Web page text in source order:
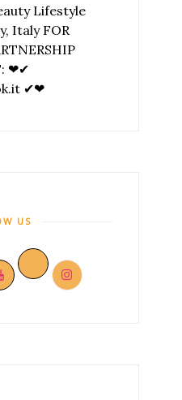
Lifestyle
Italy FOR
❤✔
✔❤
US